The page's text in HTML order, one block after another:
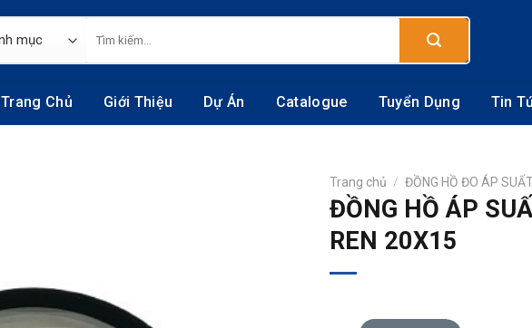
kiếm:
Trang Chủ Giới Thiệu Dự Án Catalogue Tuyển Dụng Tin
Trang chủ / ĐỒNG HỒ ĐO ÁP
ĐỒNG HỒ ÁP
REN 20X15